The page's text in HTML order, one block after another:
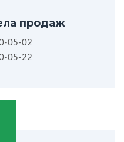
продаж
05-02
05-22